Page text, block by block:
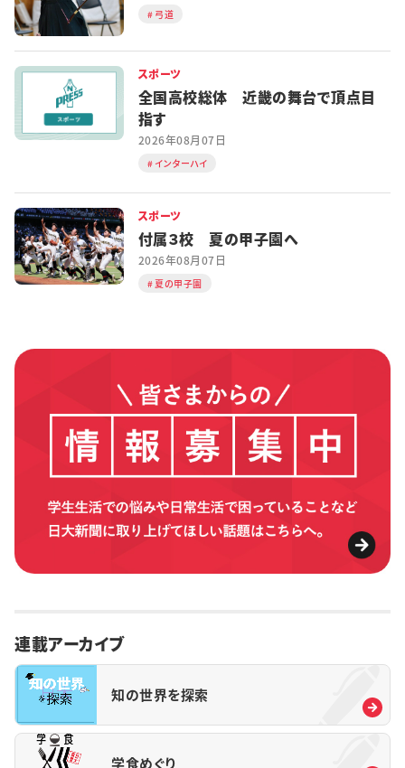
弓道
スポーツ
全国高校総体 近畿の舞台で頂点目
指す
2026年08月07日
インターハイ
スポーツ
付属３校 夏の甲子園へ
2026年08月07日
夏の甲子園
連載アーカイブ
知の世界を探索
学食めぐり